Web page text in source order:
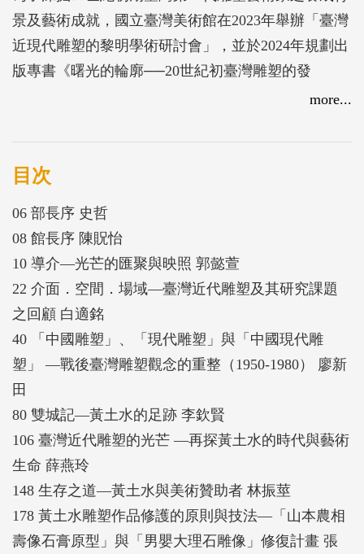
景及藝術成就，國立臺灣美術館在2023年舉辦「臺灣
近現代雕塑的黎明學術研討會」，並於2024年規劃出
版專書《曙光的輪廓──20世紀初臺灣雕塑的發
展》，共收錄10篇由臺灣及日本的專家、學者所撰寫
世紀初期的臺灣雕塑風格與觀念之演變、藝術家的文
化背景與成長歷程、跨文化的交流、蒐藏贊助的影
議題。各篇專論所探討的主題與切入的視角各異，但
彼此之間展現出密切的對話關係；因此，透過對各篇
文章的相互參照，讀者們能更全面地理解臺灣雕塑藝
術在不同層面上的發展歷程。
more...
目次
06 部長序 史哲
08 館長序 陳貺怡
10 導介—光芒的匯聚與映照 郭懿萱
22 介面．空間．場域—臺灣近代雕塑及其研究課題
之回顧 白適銘
40 「中國雕塑」、「現代雕塑」與「中國現代雕
塑」 —戰後臺灣雕塑觀念的重整（1950-1980） 廖新
田
80 雙城記—黃土水的足跡 李欽賢
106 臺灣近代雕塑的光芒 —再探黃土水的時代與藝術
生命 薛燕玲
148 生存之道—黃土水與美術贊助者 林振莖
178 黃土水雕塑作品修護的原則與技法—「山本農相
壽像石膏原型」與「男嬰大理石雕像」修復計畫 張